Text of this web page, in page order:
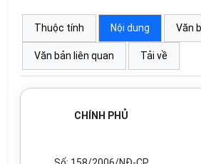
Thuộc tính Nội dung Văn
Văn bản liên quan Tải về
CHÍNH PHỦ